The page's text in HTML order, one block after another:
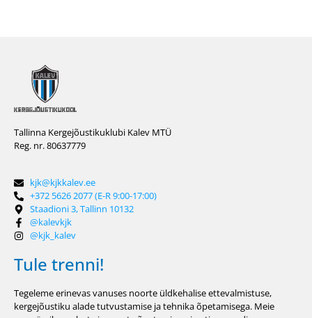
Tallinna Kergejõustikuklubi Kalev MTÜ
Reg. nr. 80637779
kjk@kjkkalev.ee
+372 5626 2077 (E-R 9:00-17:00)
Staadioni 3, Tallinn 10132
@kalevkjk
@kjk_kalev
Tule trenni!
Tegeleme erinevas vanuses noorte üldkehalise ettevalmistuse,
kergejõustiku alade tutvustamise ja tehnika õpetamisega. Meie